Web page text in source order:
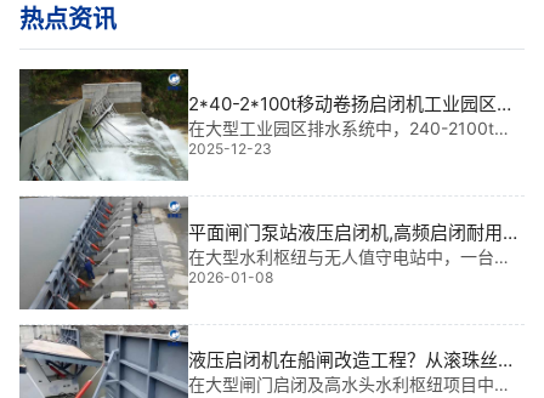
热点资讯
2*40-2*100t移动卷扬启闭机工业园区排
水管网供应商资质及案例参考|**可靠之选
在大型工业园区排水系统中，240-2100t移
动卷扬启闭机不仅是关键的控制设备，更是
保障汛期排涝、调水调度和船闸运行安全的
核心装置。这套设备的可靠性直接关系到整
个园区的防洪能力和运营效率。虽然价格因
额
2025-12-23
平面闸门泵站液压启闭机,高频启闭耐用设
备验收标准文件|高可靠·长寿命·智能控
在大型水利枢纽与无人值守电站中，一台稳
定可靠的平面闸门泵站液压启闭机，就是保
障泄洪安全、调度灵活的“**神经”。尤其在高
水头、频繁启闭场景下，设备的耐用性直接
关系到工程整体运行安全。我参与过多个项
2026-01-08
液压启闭机在船闸改造工程？从滚珠丝杆
式改为液压直推式的案例
在大型闸门启闭及高水头水利枢纽项目中，